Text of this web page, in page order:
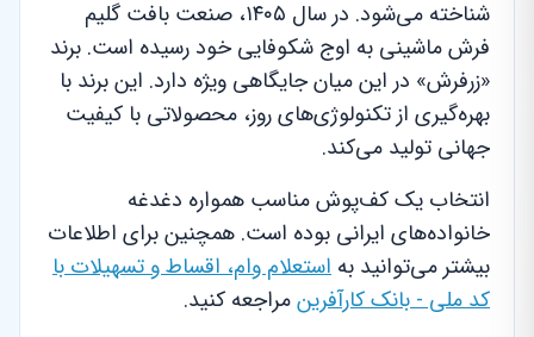
شناخته می‌شود. در سال ۱۴۰۵، صنعت بافت گلیم
فرش ماشینی به اوج شکوفایی خود رسیده است. برند
«زرفرش» در این میان جایگاهی ویژه دارد. این برند با
بهره‌گیری از تکنولوژی‌های روز، محصولاتی با کیفیت
جهانی تولید می‌کند.
انتخاب یک کف‌پوش مناسب همواره دغدغه
خانواده‌های ایرانی بوده است. همچنین برای اطلاعات
بیشتر می‌توانید به استعلام وام، اقساط و تسهیلات با
کد ملی - بانک کارآفرینمراجعه کنید.